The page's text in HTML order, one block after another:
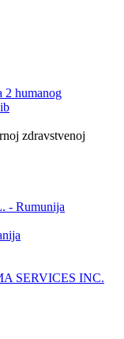
2 humanog
zdravstvenoj
- Rumunija
SERVICES INC.